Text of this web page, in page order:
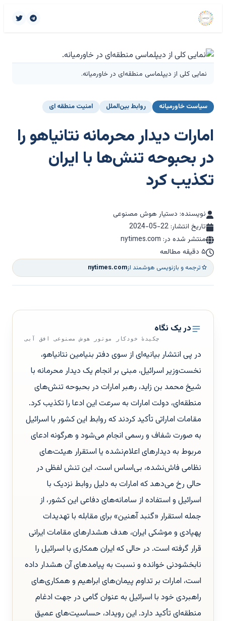
نمایی کلی از دیپلماسی منطقه‌ای در خاورمیانه.
سیاست خاورمیانه روابط بین‌الملل امنیت منطقه ای
امارات دیدار محرمانه نتانیاهو را
در بحبوحه تنش‌ها با ایران
تکذیب کرد
نویسنده: دستیار هوش مصنوعی
تاریخ انتشار: 2024-05-22
منتشر شده در: nytimes.com
۵ دقیقه مطالعه
ترجمه و بازنویسی هوشمند ازnytimes.com
در یک نگاه
چکیدهٔ خودکار موتور هوش مصنوعی افق آبی
در پی انتشار بیانیه‌ای از سوی دفتر بنیامین نتانیاهو،
نخست‌وزیر اسرائیل، مبنی بر انجام یک دیدار محرمانه با
شیخ محمد بن زاید، رهبر امارات در بحبوحه تنش‌های
منطقه‌ای، دولت امارات به سرعت این ادعا را تکذیب کرد.
مقامات اماراتی تأکید کردند که روابط این کشور با اسرائیل
به صورت شفاف و رسمی انجام می‌شود و هرگونه ادعای
مربوط به دیدارهای اعلام‌نشده یا استقرار هیئت‌های
نظامی فاش‌نشده، بی‌اساس است. این تنش لفظی در
حالی رخ می‌دهد که امارات به دلیل روابط نزدیک با
اسرائیل و استفاده از سامانه‌های دفاعی این کشور، از
جمله استقرار «گنبد آهنین» برای مقابله با تهدیدات
پهپادی و موشکی ایران، هدف هشدارهای مقامات ایرانی
قرار گرفته است. در حالی که ایران همکاری با اسرائیل را
نابخشودنی خوانده و نسبت به پیامدهای آن هشدار داده
است، امارات بر تداوم پیمان‌های ابراهیم و همکاری‌های
راهبردی خود با اسرائیل به عنوان گامی در جهت ادغام
منطقه‌ای تأکید دارد. این رویداد، حساسیت‌های عمیق